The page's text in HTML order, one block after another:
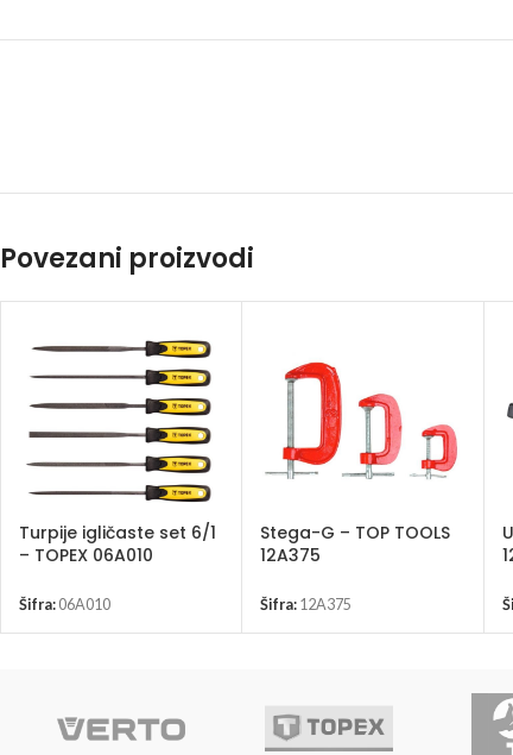
Povezani proizvodi
Turpije igličaste set 6/1
– TOPEX 06A010
Šifra: 06A010
Stega-G – TOP TOOLS
12A375
Šifra: 12A375